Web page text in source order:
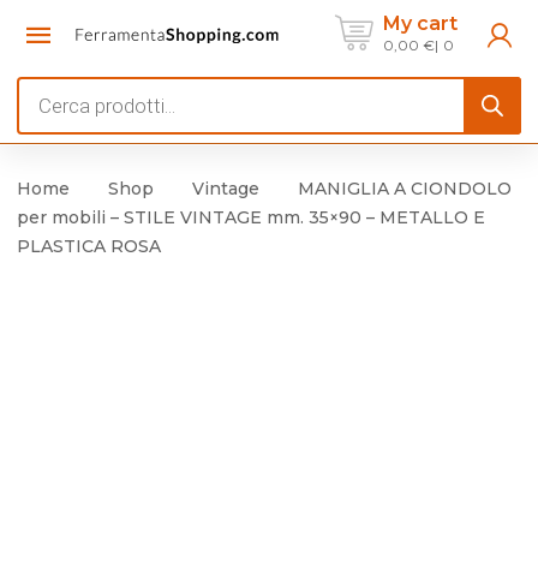
My cart
0,00 € 0
search
Home Shop Vintage
MANIGLIA A CIONDOLO
per mobili – STILE VINTAGE mm. 35×90 – METALLO E
PLASTICA ROSA